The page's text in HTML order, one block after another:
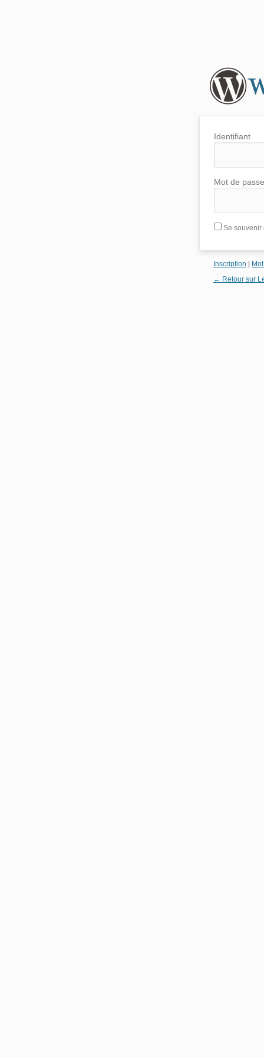
Identifiant
Mot de passe
Se souvenir
Inscription
← Retour sur